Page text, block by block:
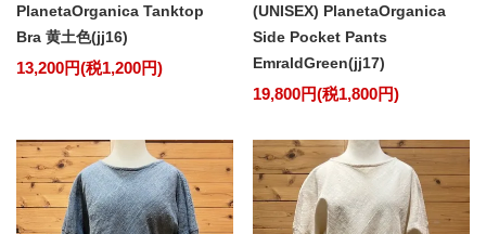
PlanetaOrganica Tanktop
Bra 黄土色(jj16)
13,200円(税1,200円)
(UNISEX) PlanetaOrganica
Side Pocket Pants
EmraldGreen(jj17)
19,800円(税1,800円)